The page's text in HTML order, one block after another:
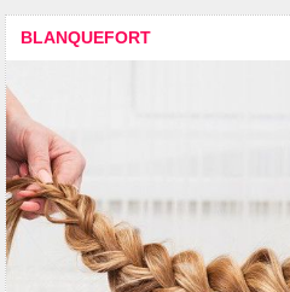
BLANQUEFORT